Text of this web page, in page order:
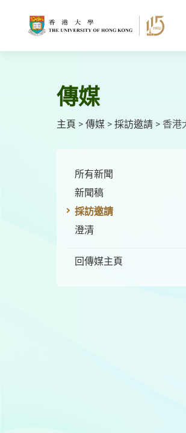
傳媒
主頁 > 傳媒 > 採訪邀請 > 香港
所有新聞
新聞稿
採訪邀請
澄清
回傳媒主頁